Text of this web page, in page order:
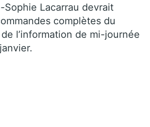
Sophie Lacarrau devrait
complètes du
l’information de mi-journée